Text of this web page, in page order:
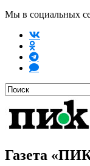
Мы в социальных
Газета